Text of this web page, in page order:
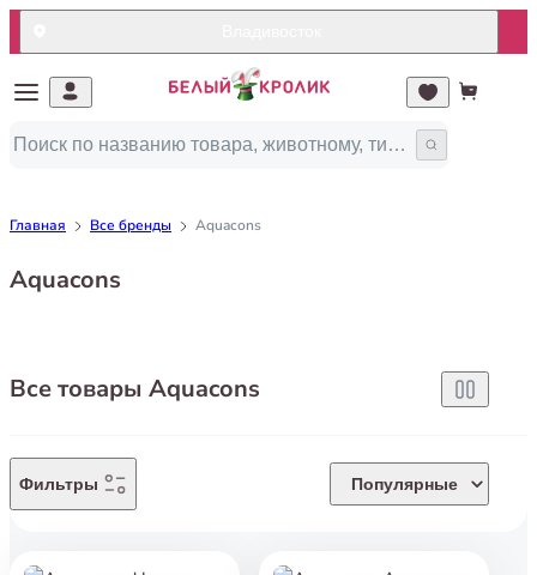
Главная Все бренды Aquacons
Aquacons
Все товары Aquacons
Фильтры Популярные